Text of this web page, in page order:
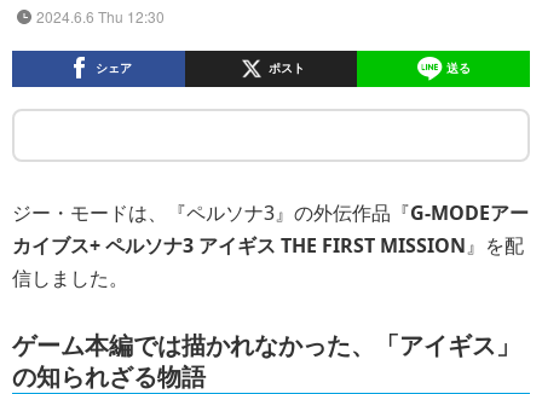
2024.6.6 Thu 12:30
シェア ポスト 送る
ジー・モードは、『ペルソナ3』の外伝作品『G-MODEアー
カイブス+ ペルソナ3 アイギス THE FIRST MISSION』を配
信しました。
ゲーム本編では描かれなかった、「アイギス」
の知られざる物語